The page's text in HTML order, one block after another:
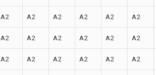
A2 A2 A2 A2 A2 A2
A2 A2 A2 A2 A2 A2
A2 A2 A2 A2 A2 A2